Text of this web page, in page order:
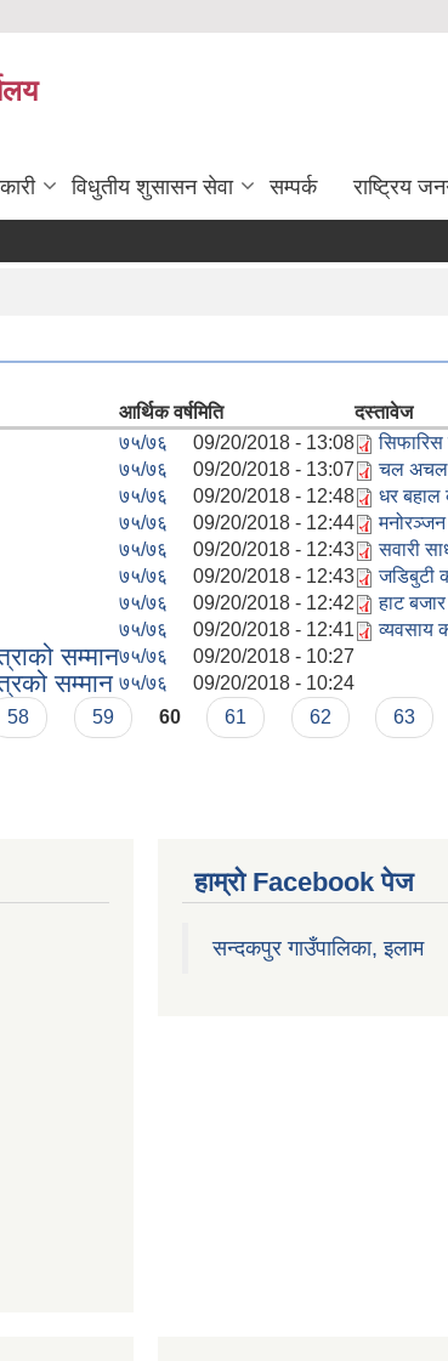
विधुतीय शुसासन सेवा सम्पर्क राष्ट्रिय
आर्थिक वर्षमिति दस्तावेज
७५/७६ 09/20/2018 - 13:08
७५/७६ 09/20/2018 - 13:07 चल अचल
७५/७६ 09/20/2018 - 12:48 धर
७५/७६ 09/20/2018 - 12:44
७५/७६ 09/20/2018 - 12:43 सवारी
७५/७६ 09/20/2018 - 12:43 जडिबुटी
७५/७६ 09/20/2018 - 12:42 हाट
७५/७६ 09/20/2018 - 12:41 व्यवसाय
सम्मान७५/७६ 09/20/2018 - 10:27
सम्मान ७५/७६ 09/20/2018 - 10:24
58 59 60 61 62 63
हाम्रो Facebook पेज
सन्दकपुर गाउँपालिका, इलाम